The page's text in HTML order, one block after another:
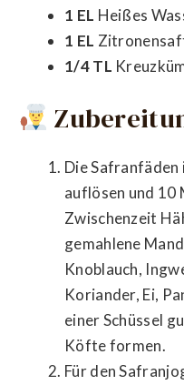
1 EL Heißes
1 EL
1/4 TL
Die Safranfäden
auflösen und 10
Zwischenzeit
gemahlene
Knoblauch,
Koriander, Ei,
einer Schüssel
Köfte formen.
Für den